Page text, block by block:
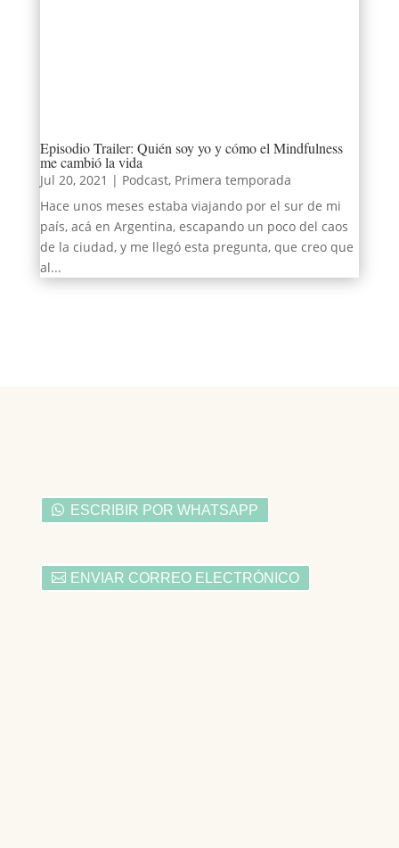
Episodio Trailer: Quién soy yo y cómo el Mindfulness
me cambió la vida
Jul 20, 2021 | Podcast, Primera temporada
Hace unos meses estaba viajando por el sur de mi
país, acá en Argentina, escapando un poco del caos
de la ciudad, y me llegó esta pregunta, que creo que
al...
ESCRIBIR POR WHATSAPP
ENVIAR CORREO ELECTRÓNICO